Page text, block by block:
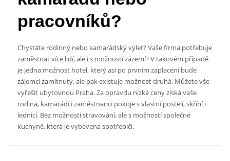
pracovníků?
Chystáte rodinný nebo kamarádský výlet? Vaše firma potřebuje
zaměstnat více lidí, ale i s možností zázemí? V takovém případě
je jedna možnost hotel, který asi po prvním zaplacení bude
zájemci zamítnutý, ale pak existuje možnost druhá. Můžete vše
vyřešit ubytovnou Praha. Za opravdu nízké ceny získá vaše
rodina, kamarádi i zaměstnanci pokoje s vlastní postelí, skříní i
lednicí. Bez možnosti stravování, ale s možností společné
kuchyně, která je vybavena spotřebiči.